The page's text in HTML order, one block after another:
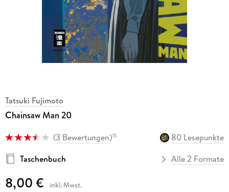
Tatsuki Fujimoto
Chainsaw Man 20
(3 Bewertungen)15
80 Lesepunkte
Taschenbuch
Alle 2 Formate
8,00 € inkl. Mwst.